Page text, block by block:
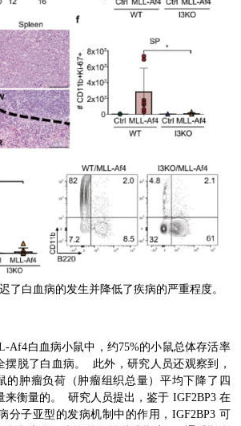
了白血病的发生并降低了疾病的严重程度。
Af4白血病小鼠中，约75%的小鼠总体存活率
摆脱了白血病。 此外，研究人员还观察到，
的肿瘤负荷（肿瘤组织总量）平均下降了四
来衡量的。 研究人员提出，鉴于 IGF2BP3 在
分子亚型的发病机制中的作用，IGF2BP3 可